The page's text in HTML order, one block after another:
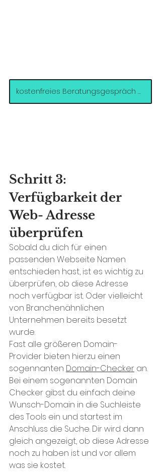
kostenfreies Beratungsgespräch buchen >>
Schritt 3:
Verfügbarkeit der
Web- Adresse
überprüfen
Sobald du dich für einen
passenden Webseite Namen
entschieden hast, ist es wichtig zu
überprüfen, ob diese Adresse
noch verfügbar ist. Oder vielleicht
von Branchenähnlichen
Unternehmen bereits besetzt
wurde.
Fast alle größeren Domain-
Provider bieten hierzu einen
sogennanten Domain-Checker an.
Bei einem sogenannten Domain
Checker gibst du einfach deine
Wunsch-Domain in die Suchleiste
des Tools ein und startest im
Anschluss die Suche. Dir wird dann
gleich angezeigt, ob diese Adresse
noch zu haben ist und vor allem
was sie kostet.